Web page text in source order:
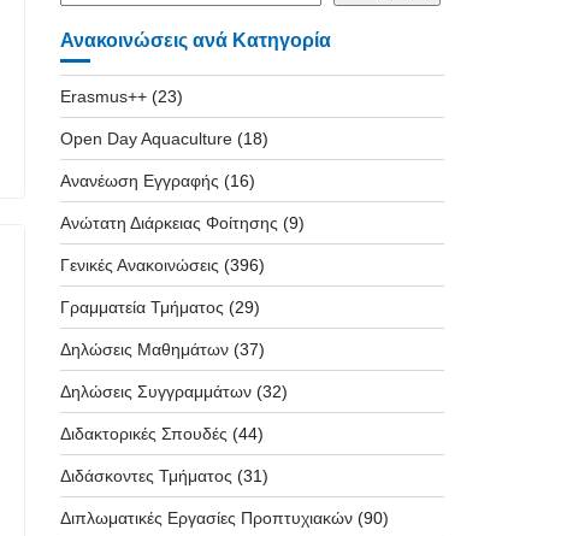
Ανακοινώσεις ανά Κατηγορία
Erasmus++(23)
Open Day Aquaculture(18)
Ανανέωση Εγγραφής (16)
Ανώτατη Διάρκειας Φοίτησης (9)
Γενικές Ανακοινώσεις (396)
Γραμματεία Τμήματος (29)
Δηλώσεις Μαθημάτων(37)
Δηλώσεις Συγγραμμάτων(32)
Διδακτορικές Σπουδές (44)
Διδάσκοντες Τμήματος (31)
Διπλωματικές Εργασίες Προπτυχιακών(90)